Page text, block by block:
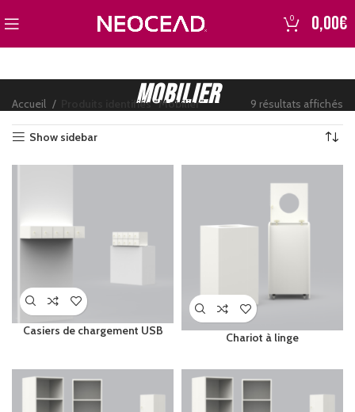
0 0,00€
Mobilier
Accueil Produits identifiés “Mobilier” 9 résultats affichés
Show sidebar
Casiers de chargement USB
Chariot à linge